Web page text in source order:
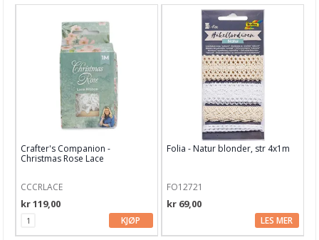
Sateng bånd, rull
Tante Ema TEKSTIL
Garn & Tilbehør
Gips, støp, form
Hobby - generelt
Julens produkter
Maling & Tusj
Crafter's Companion -
Christmas Rose Lace
CCCRLACE
kr 119,00
KJØP
Folia - Natur blonder, str 4x1m
FO12721
kr 69,00
LES MER